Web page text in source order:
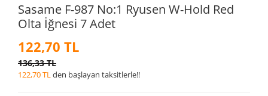
Sasame F-987 No:1 Ryusen W-Hold Red
Olta İğnesi 7 Adet
122,70 TL
136,33 TL
122,70 TLden başlayan taksitlerle!!